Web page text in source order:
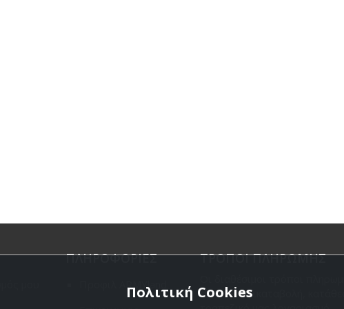
ΠΛΗΡΟΦΟΡΙΕΣ
Προφιλ ARMYland
ΤΡΟΠΟΙ ΠΛΗΡΩΜΗΣ
είναι η Αντικαταβολή,
Πολιτική Cookies